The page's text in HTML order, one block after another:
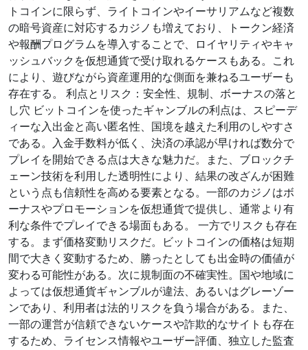
トコインに限らず、ライトコインやイーサリアムなど複数
の暗号資産に対応するカジノも増えており、トークン経済
や報酬プログラムを導入することで、ロイヤリティやキャ
ッシュバックを仮想通貨で受け取れるケースもある。これ
により、遊びながら資産運用的な側面を兼ねるユーザーも
存在する。 利点とリスク：安全性、規制、ボーナスの落と
し穴 ビットコインを使ったギャンブルの利点は、スピーデ
ィーな入出金と高い匿名性、国境を越えた利用のしやすさ
である。入金手数料が低く、決済の承認が早ければ数分で
プレイを開始できる点は大きな魅力だ。また、ブロックチ
ェーン技術を利用した透明性により、結果の改ざんが困難
という点も信頼性を高める要素となる。一部のカジノはボ
ーナスやプロモーションを仮想通貨で提供し、通常より有
利な条件でプレイできる場面もある。 一方でリスクも存在
する。まず価格変動リスクだ。ビットコインの価格は短期
間で大きく変動するため、勝ったとしても出金時の価値が
変わる可能性がある。次に規制面の不確実性。国や地域に
よっては仮想通貨ギャンブルが違法、あるいはグレーゾー
ンであり、利用者は法的リスクを負う場合がある。また、
一部の運営が信頼できないケースや詐欺的なサイトも存在
するため、ライセンス情報やユーザー評価、独立した監査